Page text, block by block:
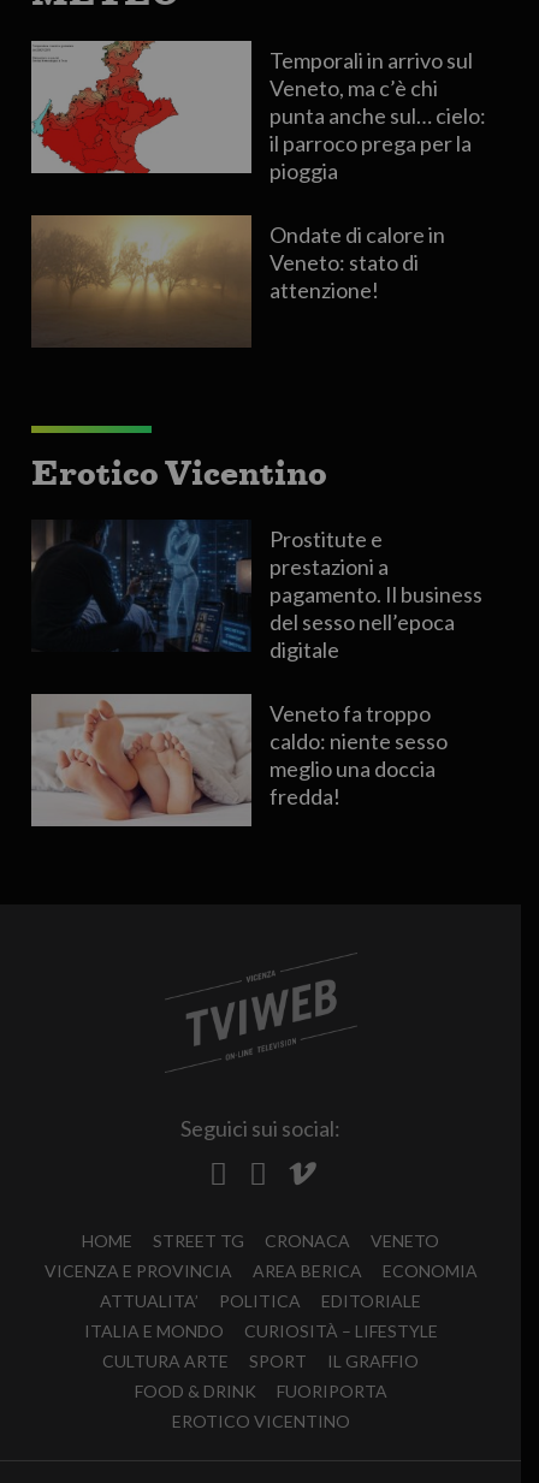
Temporali in arrivo sul
Veneto, ma c’è chi
punta anche sul… cielo:
il parroco prega per la
pioggia
Ondate di calore in
Veneto: stato di
attenzione!
Erotico Vicentino
Prostitute e
prestazioni a
pagamento. Il business
del sesso nell’epoca
digitale
Veneto fa troppo
caldo: niente sesso
meglio una doccia
fredda!
Seguici sui social:
HOME STREET TG CRONACA
VENETO
VICENZA E PROVINCIA
AREA BERICA
ECONOMIA
ATTUALITA’
POLITICA
EDITORIALE
ITALIA E MONDO
CURIOSITÀ – LIFESTYLE
CULTURA ARTE
SPORT
IL GRAFFIO
FOOD & DRINK
FUORIPORTA
EROTICO VICENTINO